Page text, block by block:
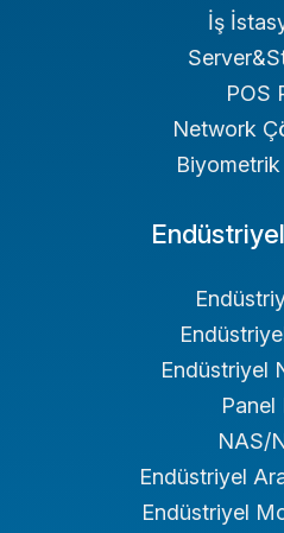
İş
POS
Network
Endüstriyel
Panel
NAS/
Endüstriyel
Endüstriyel